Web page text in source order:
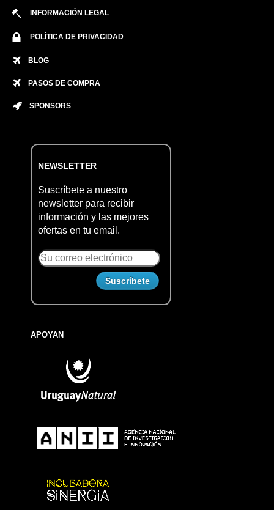
INFORMACIÓN LEGAL
POLÍTICA DE PRIVACIDAD
BLOG
PASOS DE COMPRA
SPONSORS
NEWSLETTER
Suscríbete a nuestro
newsletter para recibir
información y las mejores
ofertas en tu email.
APOYAN